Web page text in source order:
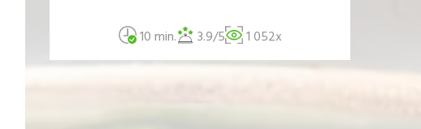
10 min. 3.9/5 1 052x